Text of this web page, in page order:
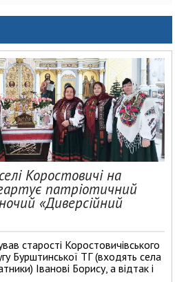
Коростовичі на
патріотичний
«Диверсійний
старості Коростовичівського
Бурштинської ТГ (входять села
Іванові Борису, а відтак і